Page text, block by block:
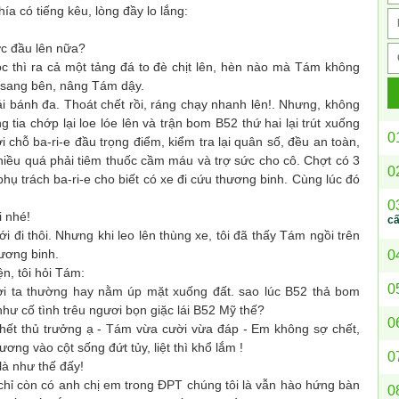
có tiếng kêu, lòng đầy lo lắng:
lên nữa?
ra cả một tảng đá to đè chịt lên, hèn nào mà Tám không
bên, nâng Tám dậy.
đa. Thoát chết rồi, ráng chạy nhanh lên!. Nhưng, không
tia chớp lại loe lóe lên và trận bom B52 thứ hai lại trút xuống
ba-ri-e đầu trọng điểm, kiểm tra lại quân số, đều an toàn,
quá phải tiêm thuốc cầm máu và trợ sức cho cô. Chợt có 3
trách ba-ri-e cho biết có xe đi cứu thương binh. Cùng lúc đó
thôi. Nhưng khi leo lên thùng xe, tôi đã thấy Tám ngồi trên
binh.
tôi hỏi Tám:
hay nằm úp mặt xuống đất. sao lúc B52 thả bom
cố tình trêu ngươi bọn giặc lái B52 Mỹ thế?
trưởng ạ - Tám vừa cười vừa đáp - Em không sợ chết,
vào cột sống đứt tủy, liệt thì khổ lắm !
như thế đấy!
có anh chị em trong ĐPT chúng tôi là vẫn hào hứng bàn